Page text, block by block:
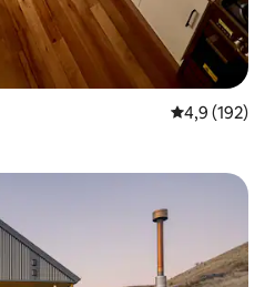
4,9 ud af 5 i
4,9 (192)